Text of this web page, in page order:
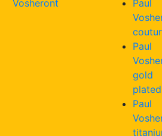
Vosheront
Paul
Paul
gold
plated
Paul